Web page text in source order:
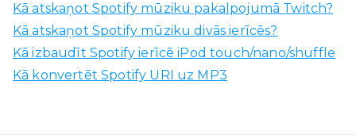
Kā atskaņot Spotify mūziku pakalpojumā Twitch?
Kā atskaņot Spotify mūziku divās ierīcēs?
Kā izbaudīt Spotify ierīcē iPod touch/nano/shuffle
Kā konvertēt Spotify URI uz MP3